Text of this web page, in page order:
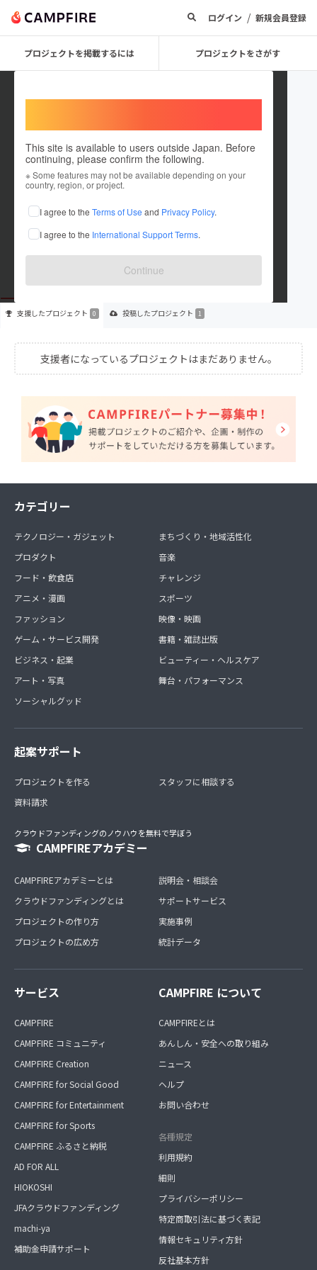
ログイン / 新規会員登録
プロジェクトを掲載するには プロジェクトをさがす
This site is available to users outside Japan. Before
continuing, please confirm the following.
※ Some features may not be available depending on your
country, region, or project.
I agree to the Terms of Use and Privacy Policy.
I agree to the International Support Terms.
Continue
KikitaiProject
これまでに1件のプロジェクトを投稿しています
在住国：未設定
出身国：未設定
支援したプロジェクト 0 投稿したプロジェクト 1
支援者になっているプロジェクトはまだありません。
カテゴリー
テクノロジー・ガジェット
プロダクト
フード・飲食店
アニメ・漫画
ファッション
ゲーム・サービス開発
ビジネス・起業
アート・写真
ソーシャルグッド
まちづくり・地域活性化
音楽
チャレンジ
スポーツ
映像・映画
書籍・雑誌出版
ビューティー・ヘルスケア
舞台・パフォーマンス
起案サポート
プロジェクトを作る
資料請求
スタッフに相談する
クラウドファンディングのノウハウを無料で学ぼう
CAMPFIREアカデミー
CAMPFIREアカデミーとは
クラウドファンディングとは
プロジェクトの作り方
プロジェクトの広め方
説明会・相談会
サポートサービス
実施事例
統計データ
サービス
CAMPFIRE
CAMPFIRE コミュニティ
CAMPFIRE Creation
CAMPFIRE for Social Good
CAMPFIRE for Entertainment
CAMPFIRE for Sports
CAMPFIRE ふるさと納税
AD FOR ALL
HIOKOSHI
JFAクラウドファンディング
machi-ya
補助金申請サポート
CAMPFIRE について
CAMPFIREとは
あんしん・安全への取り組み
ニュース
ヘルプ
お問い合わせ
各種規定
利用規約
細則
プライバシーポリシー
特定商取引法に基づく表記
情報セキュリティ方針
反社基本方針